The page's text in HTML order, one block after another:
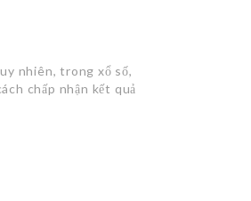
nhiên, trong xổ số,
chấp nhận kết quả